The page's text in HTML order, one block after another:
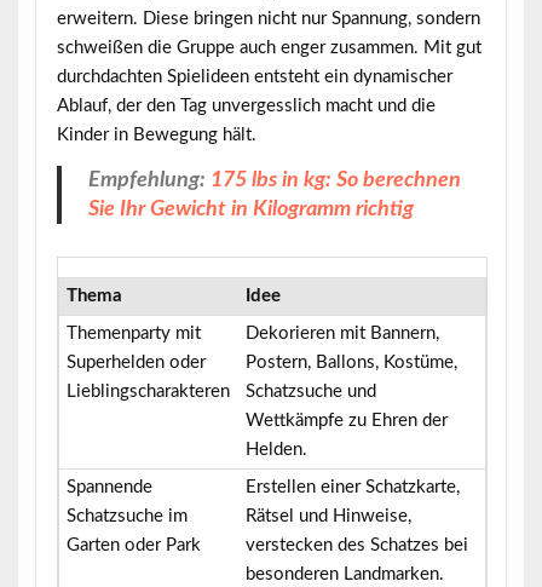
erweitern. Diese bringen nicht nur Spannung, sondern
schweißen die Gruppe auch enger zusammen. Mit gut
durchdachten Spielideen entsteht ein dynamischer
Ablauf, der den Tag unvergesslich macht und die
Kinder in Bewegung hält.
Empfehlung: 175 lbs in kg: So berechnen
Sie Ihr Gewicht in Kilogramm richtig
Thema Idee
Themenparty mit
Superhelden oder
Lieblingscharakteren
Dekorieren mit Bannern,
Postern, Ballons, Kostüme,
Schatzsuche und
Wettkämpfe zu Ehren der
Helden.
Spannende
Schatzsuche im
Garten oder Park
Erstellen einer Schatzkarte,
Rätsel und Hinweise,
verstecken des Schatzes bei
besonderen Landmarken.